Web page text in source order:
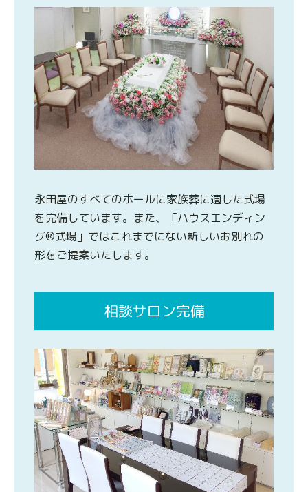
永田屋のすべてのホールに家族葬に適した式場
を完備しています。また、「ハウスエンディン
グ®式場」ではこれまでにない新しいお別れの
形をご提案いたします。
相談サロン完備